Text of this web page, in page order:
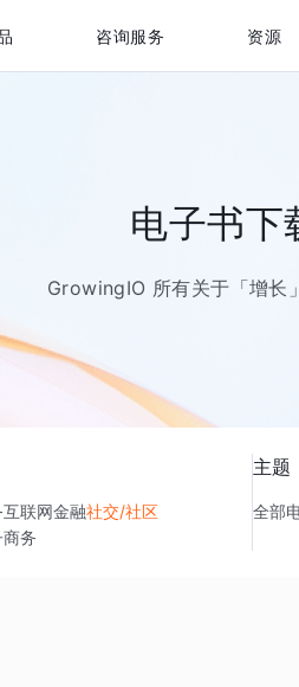
咨询服务 资源
电子书下
GrowingIO 所有关于「增长
互联网金融社交/社区
务
主题
全部